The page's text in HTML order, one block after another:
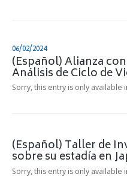
06/02/2024
(Español) Alianza
Análisis de Ciclo de
Sorry, this entry is only available
(Español) Taller de
sobre su estadía en
Sorry, this entry is only available